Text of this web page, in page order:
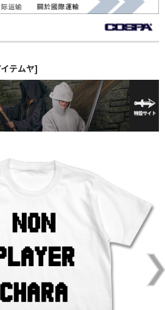
テムヤ]